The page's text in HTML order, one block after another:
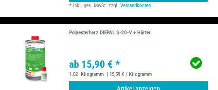
*inkl. ges. MwSt. zzgl.Versandkosten
Polyesterharz DIEPAL S-20-V + Härter
ab 15,90 € *
1.02 Kilogramm | 15,59 € / Kilogramm
Artikel anzeigen